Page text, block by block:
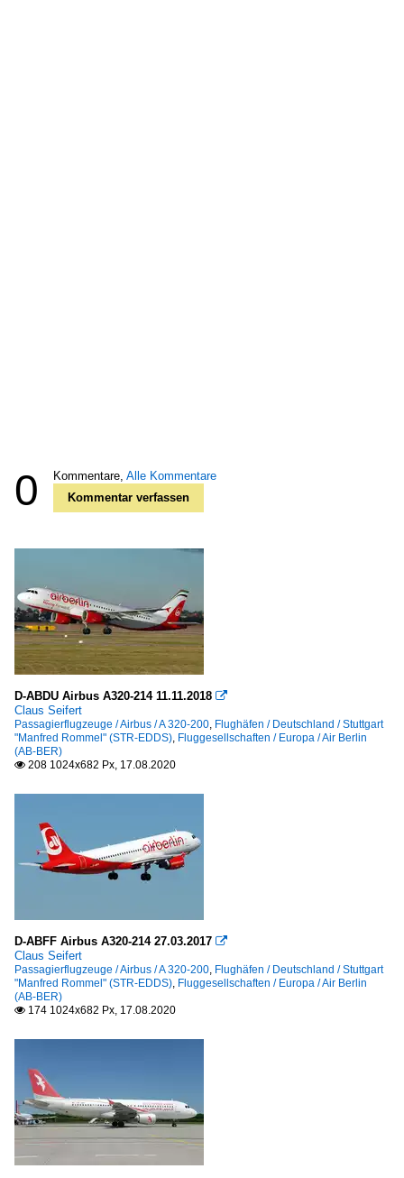
0 Kommentare, Alle Kommentare
Kommentar verfassen
D-ABDU Airbus A320-214 11.11.2018 
Claus Seifert
Passagierflugzeuge / Airbus / A 320-200, Flughäfen / Deutschland / Stuttgart
"Manfred Rommel" (STR-EDDS), Fluggesellschaften / Europa / Air Berlin
(AB-BER)
 208 1024x682 Px, 17.08.2020
D-ABFF Airbus A320-214 27.03.2017 
Claus Seifert
Passagierflugzeuge / Airbus / A 320-200, Flughäfen / Deutschland / Stuttgart
"Manfred Rommel" (STR-EDDS), Fluggesellschaften / Europa / Air Berlin
(AB-BER)
 174 1024x682 Px, 17.08.2020